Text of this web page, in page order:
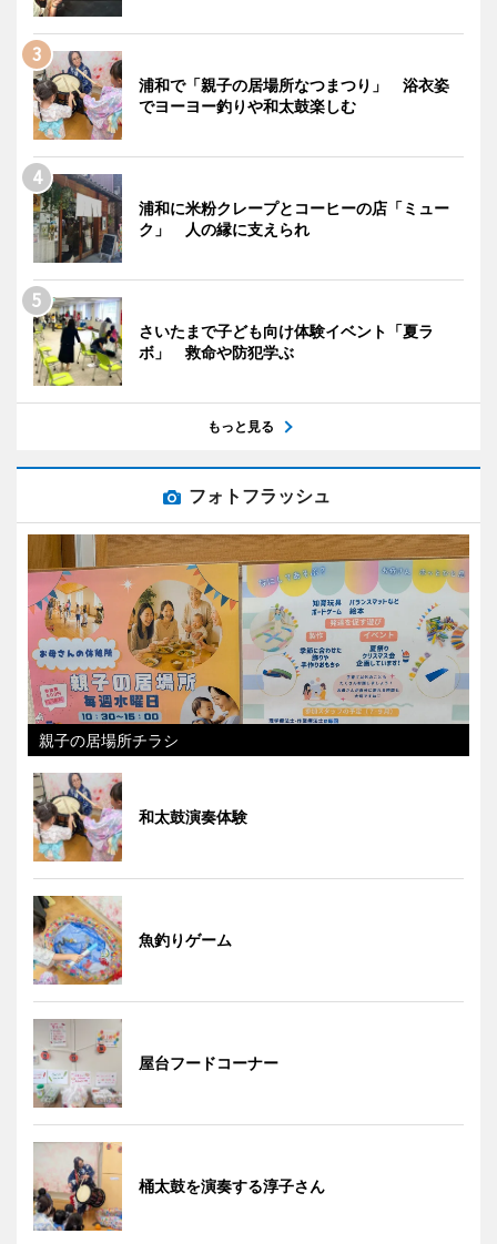
浦和で「親子の居場所なつまつり」 浴衣姿
でヨーヨー釣りや和太鼓楽しむ
浦和に米粉クレープとコーヒーの店「ミュー
ク」 人の縁に支えられ
さいたまで子ども向け体験イベント「夏ラ
ボ」 救命や防犯学ぶ
もっと見る
フォトフラッシュ
親子の居場所チラシ
和太鼓演奏体験
魚釣りゲーム
屋台フードコーナー
桶太鼓を演奏する淳子さん